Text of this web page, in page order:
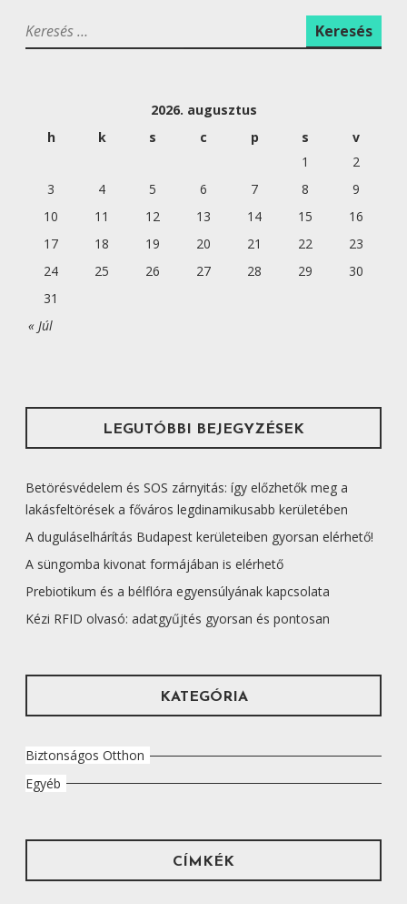
A
K
e
2026. augusztus
h
k s c p s v
« Júl
1
2
3
4 5 6 7 8
9
10
11 12 13 14 15
16
17
18 19 20 21 22
23
24
25 26 27 28 29
30
31
LEGUTÓBBI BEJEGYZÉSEK
Betörésvédelem és SOS zárnyitás: így előzhetők meg a
lakásfeltörések a főváros legdinamikusabb kerületében
A duguláselhárítás Budapest kerületeiben gyorsan elérhető!
A süngomba kivonat formájában is elérhető
Prebiotikum és a bélflóra egyensúlyának kapcsolata
Kézi RFID olvasó: adatgyűjtés gyorsan és pontosan
KATEGÓRIA
Biztonságos Otthon
Egyéb
CÍMKÉK